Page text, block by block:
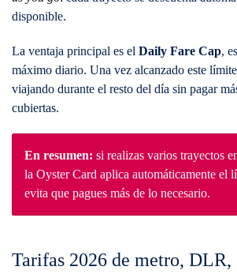
disponible.
La ventaja principal es el Daily Fare Cap,
máximo diario. Una vez alcanzado este
viajando durante el resto del día sin pagar
cubiertas.
En resumen: si realizas varios trayectos
la Oyster Card aplica automáticamente el
evita que pagues más de lo necesario.
Tarifas 2026 de metro, DLR,